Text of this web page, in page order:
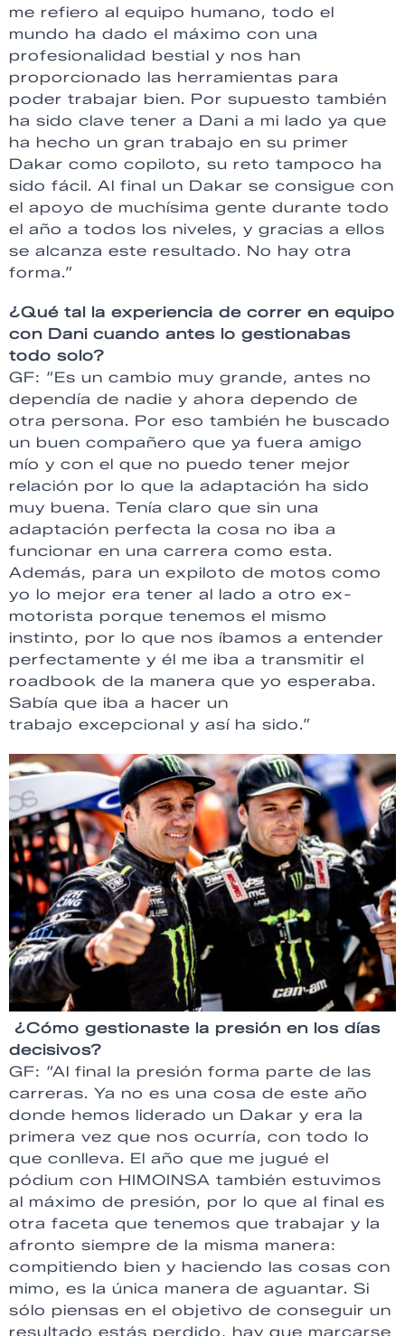
me refiero al equipo humano, todo el
mundo ha dado el máximo con una
profesionalidad bestial y nos han
proporcionado las herramientas para
poder trabajar bien. Por supuesto también
ha sido clave tener a Dani a mi lado ya que
ha hecho un gran trabajo en su primer
Dakar como copiloto, su reto tampoco ha
sido fácil. Al final un Dakar se consigue con
el apoyo de muchísima gente durante todo
el año a todos los niveles, y gracias a ellos
se alcanza este resultado. No hay otra
forma.”
¿Qué tal la experiencia de correr en equipo
con Dani cuando antes lo gestionabas
todo solo?
GF: “Es un cambio muy grande, antes no
dependía de nadie y ahora dependo de
otra persona. Por eso también he buscado
un buen compañero que ya fuera amigo
mío y con el que no puedo tener mejor
relación por lo que la adaptación ha sido
muy buena. Tenía claro que sin una
adaptación perfecta la cosa no iba a
funcionar en una carrera como esta.
Además, para un expiloto de motos como
yo lo mejor era tener al lado a otro ex-
motorista porque tenemos el mismo
instinto, por lo que nos íbamos a entender
perfectamente y él me iba a transmitir el
roadbook de la manera que yo esperaba.
Sabía que iba a hacer un
trabajo excepcional y así ha sido.”
¿Cómo gestionaste la presión en los días
decisivos?
GF: “Al final la presión forma parte de las
carreras. Ya no es una cosa de este año
donde hemos liderado un Dakar y era la
primera vez que nos ocurría, con todo lo
que conlleva. El año que me jugué el
pódium con HIMOINSA también estuvimos
al máximo de presión, por lo que al final es
otra faceta que tenemos que trabajar y la
afronto siempre de la misma manera:
compitiendo bien y haciendo las cosas con
mimo, es la única manera de aguantar. Si
sólo piensas en el objetivo de conseguir un
resultado estás perdido, hay que marcarse